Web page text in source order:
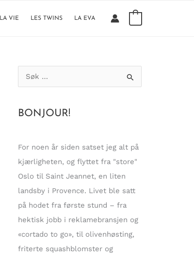
LA VIE LES TWINS LA EVA
ø
e
t
e
r
:
BONJOUR!
For noen år siden satset jeg alt på
kjærligheten, og flyttet fra "store"
Oslo til Saint Jeannet, en liten
landsby i Provence. Livet ble satt
på hodet fra første stund – fra
hektisk jobb i reklamebransjen og
«cortado to go», til olivenhøsting,
friterte squashblomster og